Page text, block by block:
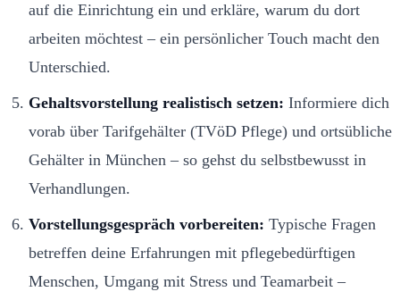
auf die Einrichtung ein und erkläre, warum du dort
arbeiten möchtest – ein persönlicher Touch macht den
Unterschied.
Gehaltsvorstellung realistisch setzen: Informiere dich
vorab über Tarifgehälter (TVöD Pflege) und ortsübliche
Gehälter in München – so gehst du selbstbewusst in
Verhandlungen.
Vorstellungsgespräch vorbereiten: Typische Fragen
betreffen deine Erfahrungen mit pflegebedürftigen
Menschen, Umgang mit Stress und Teamarbeit –